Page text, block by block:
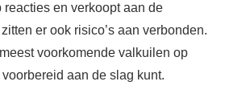
en verkoopt aan de
er ook risico’s aan verbonden.
voorkomende valkuilen op
aan de slag kunt.